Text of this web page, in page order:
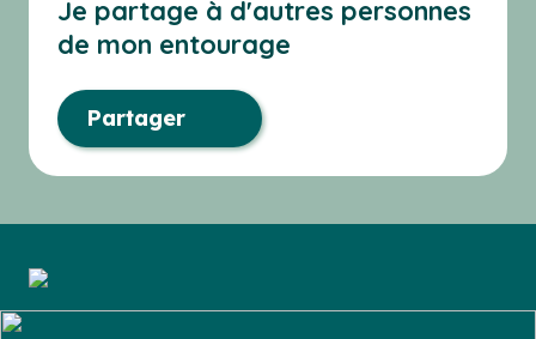
Je partage à d'autres personnes
de mon entourage
Partager